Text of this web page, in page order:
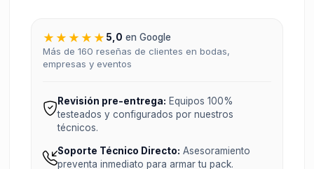
★★★★★ 5,0 en Google
Más de 160 reseñas de clientes en bodas,
empresas y eventos
Revisión pre-entrega: Equipos 100%
testeados y configurados por nuestros
técnicos.
Soporte Técnico Directo: Asesoramiento
preventa inmediato para armar tu pack.